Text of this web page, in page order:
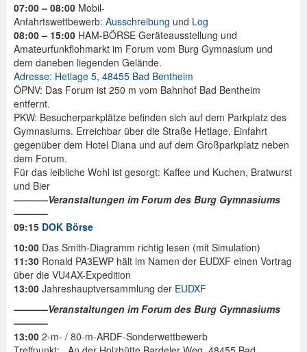
07:00 – 08:00 Mobil-
Anfahrtswettbewerb: Ausschreibung und Log
08:00 – 15:00 HAM-BÖRSE Geräteausstellung und
Amateurfunkflohmarkt im Forum vom Burg Gymnasium und
dem daneben liegenden Gelände.
Adresse: Hetlage 5, 48455 Bad Bentheim
ÖPNV: Das Forum ist 250 m vom Bahnhof Bad Bentheim
entfernt.
PKW: Besucherparkplätze befinden sich auf dem Parkplatz des
Gymnasiums. Erreichbar über die Straße Hetlage, Einfahrt
gegenüber dem Hotel Diana und auf dem Großparkplatz neben
dem Forum.
Für das leibliche Wohl ist gesorgt: Kaffee und Kuchen, Bratwurst
und Bier
———–Veranstaltungen im Forum des Burg Gymnasiums
———–
09:15 DOK Börse
10:00 Das Smith-Diagramm richtig lesen (mit Simulation)
11:30 Ronald PA3EWP hält im Namen der EUDXF einen Vortrag
über die VU4AX-Expedition
13:00 Jahreshauptversammlung der EUDXF
———–Veranstaltungen im Forum des Burg Gymnasiums
———–
13:00 2-m- / 80-m-ARDF-Sonderwettbewerb